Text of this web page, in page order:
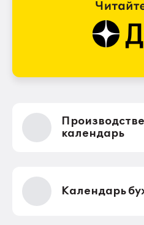
календарь
Календарь